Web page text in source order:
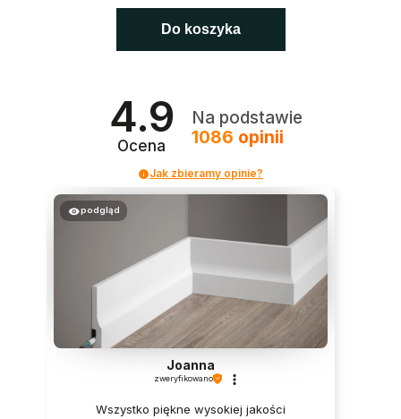
Do koszyka
4.9
Ocena
Na podstawie
1086 opinii
Jak zbieramy opinie?
podgląd
Joanna
zweryfikowano
Wszystko piękne wysokiej jakości